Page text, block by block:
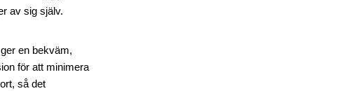
av sig själv.
en bekväm,
för att minimera
så det